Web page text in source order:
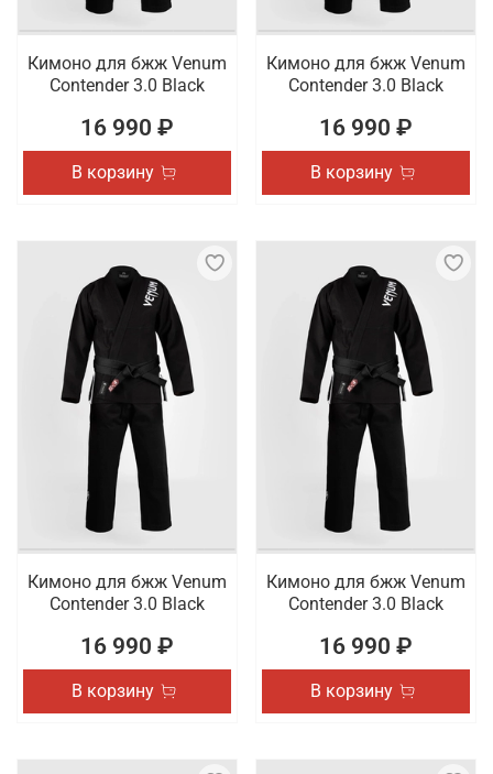
Кимоно для бжж Venum
Contender 3.0 Black
16 990 ₽
В корзину
Кимоно для бжж Venum
Contender 3.0 Black
16 990 ₽
В корзину
Кимоно для бжж Venum
Contender 3.0 Black
16 990 ₽
В корзину
Кимоно для бжж Venum
Contender 3.0 Black
16 990 ₽
В корзину